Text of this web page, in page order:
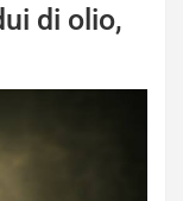
di olio,